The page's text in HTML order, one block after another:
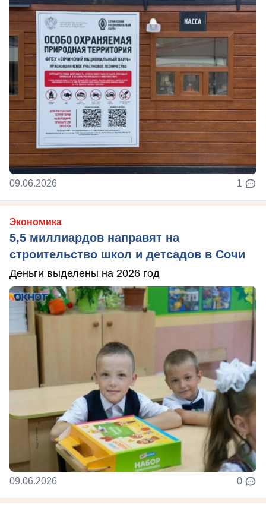
09.06.2026 1
Экономика
5,5 миллиардов направят на
строительство школ и детсадов в Сочи
Деньги выделены на 2026 год
09.06.2026 0